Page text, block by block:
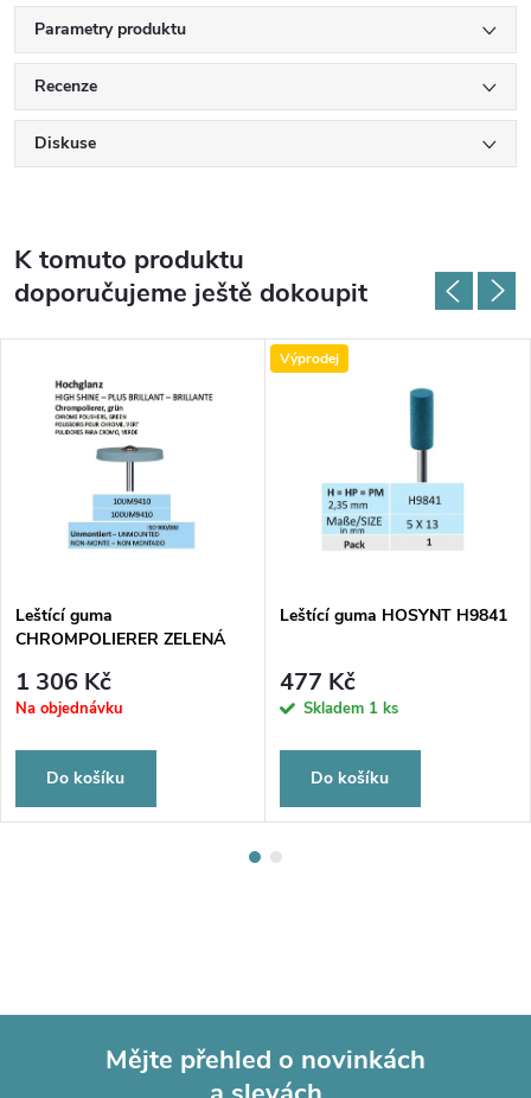
Parametry produktu
Recenze
Diskuse
K tomuto produktu
doporučujeme ještě dokoupit
Leštící guma
CHROMPOLIERER ZELENÁ
1 306 Kč
Na objednávku
Do košíku
Výprodej
Leštící guma HOSYNT H9841
477 Kč
Skladem 1 ks
Do košíku
Mějte přehled o novinkách